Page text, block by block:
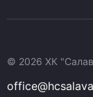
© 2026 ХК